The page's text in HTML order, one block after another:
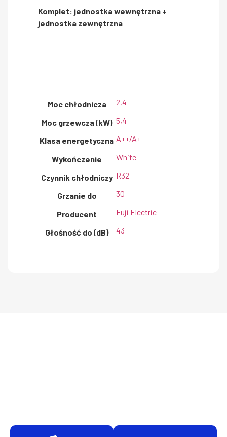
Komplet: jednostka wewnętrzna +
jednostka zewnętrzna
Moc chłodnicza 2,4
Moc grzewcza (kW) 5,4
Klasa energetyczna A++/A+
Wykończenie White
Czynnik chłodniczy R32
Grzanie do 30
Producent Fuji Electric
Głośność do (dB) 43